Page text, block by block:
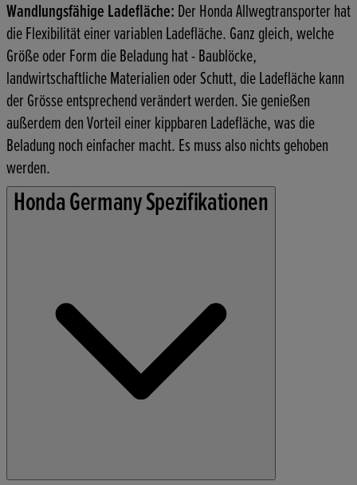
Wandlungsfähige Ladefläche: Der Honda Allwegtransporter hat
die Flexibilität einer variablen Ladefläche. Ganz gleich, welche
Größe oder Form die Beladung hat - Baublöcke,
landwirtschaftliche Materialien oder Schutt, die Ladefläche kann
der Grösse entsprechend verändert werden. Sie genießen
außerdem den Vorteil einer kippbaren Ladefläche, was die
Beladung noch einfacher macht. Es muss also nichts gehoben
werden.
Honda Germany Spezifikationen